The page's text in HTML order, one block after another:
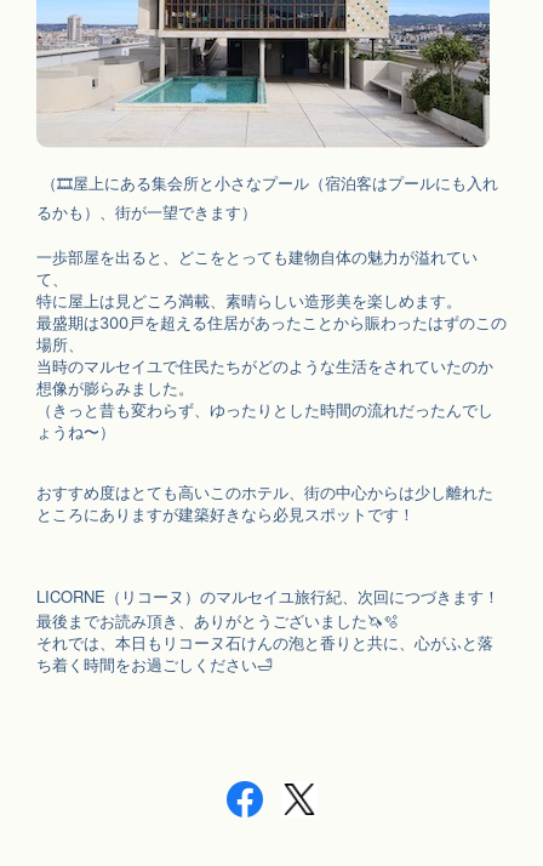
（🎞屋上にある集会所と小さなプール（宿泊客はプールにも入れ
るかも）、街が一望できます）
一歩部屋を出ると、どこをとっても建物自体の魅力が溢れてい
て、
特に屋上は見どころ満載、素晴らしい造形美を楽しめます。
最盛期は300戸を超える住居があったことから賑わったはずのこの
場所、
当時のマルセイユで住民たちがどのような生活をされていたのか
想像が膨らみました。
（きっと昔も変わらず、ゆったりとした時間の流れだったんでし
ょうね〜）
おすすめ度はとても高いこのホテル、街の中心からは少し離れた
ところにありますが建築好きなら必見スポットです！
LICORNE （リコーヌ）のマルセイユ旅行紀、次回につづきます！
最後までお読み頂き、ありがとうございました🦄🫧
それでは、本日もリコーヌ石けんの泡と香りと共に、心がふと落
ち着く時間をお過ごしください🛁